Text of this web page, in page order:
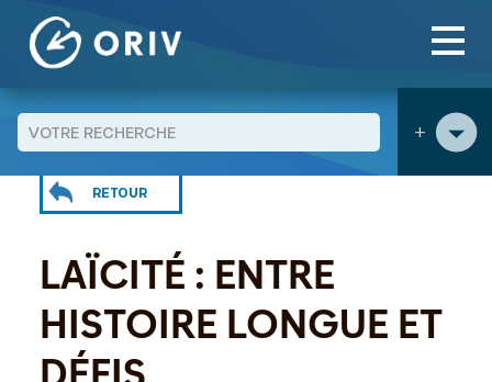
Aller au contenu
+
Agenda >
Laïcité :tre histoire longue et défis
contemporains
RETOUR
LAÏCITÉ : ENTRE
HISTOIRE LONGUE ET
Panneau de gestion des cookies